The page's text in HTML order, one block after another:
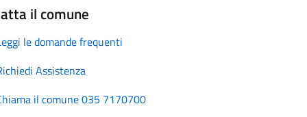
il comune
le domande frequenti
Assistenza
il comune 035 7170700